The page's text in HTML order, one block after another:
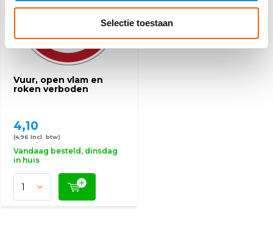
Selectie toestaan
Vuur, open vlam en
roken verboden
4,10
(4,96 Incl. btw)
Vandaag besteld, dinsdag
in huis